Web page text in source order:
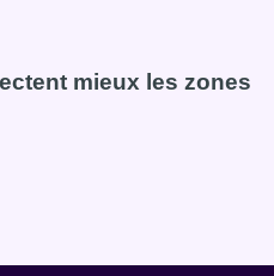
visiteurs au rendez-vous
mieux les zones
respectent mieux les zones 30